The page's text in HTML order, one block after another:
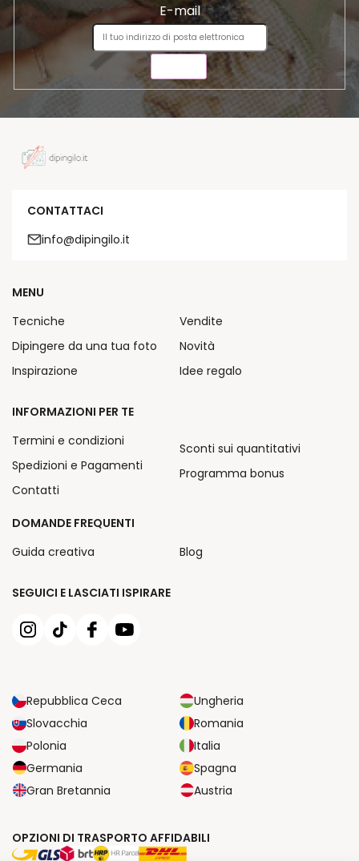
E-mail
CONTATTACI
info@dipingilo.it
SEGUICI E LASCIATI ISPIRARE
Repubblica Ceca
Ungheria
Slovacchia
Romania
Polonia
Italia
Germania
Spagna
Gran Bretannia
Austria
MENU
Tecniche
Dipingere da una tua foto
Inspirazione
Vendite
Novità
Idee regalo
INFORMAZIONI PER TE
Termini e condizioni
Spedizioni e Pagamenti
Contatti
Sconti sui quantitativi
Programma bonus
DOMANDE FREQUENTI
Guida creativa
Blog
OPZIONI DI TRASPORTO AFFIDABILI